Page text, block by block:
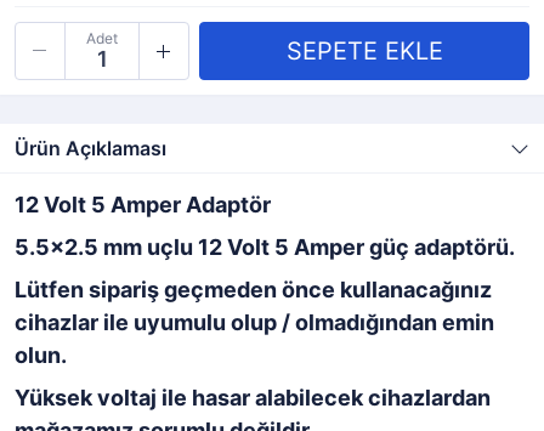
Adet
Ürün Açıklaması
12 Volt 5 Amper Adaptör
5.5x2.5 mm uçlu 12 Volt 5 Amper güç adaptörü.
Lütfen sipariş geçmeden önce kullanacağınız
cihazlar ile uyumulu olup / olmadığından emin
olun.
Yüksek voltaj ile hasar alabilecek cihazlardan